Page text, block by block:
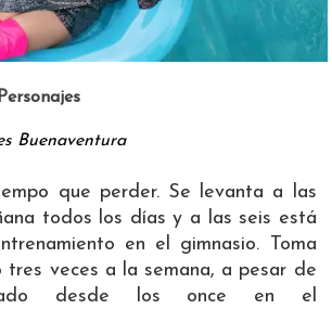
Buenaventura
que perder. Se levanta a las
todos los días y a las seis está
en el gimnasio. Toma
tres veces a la semana, a pesar de
desde los once en el